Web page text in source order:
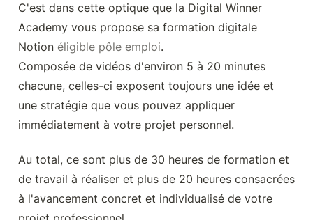
C'est dans cette optique que la Digital Winner
Academy vous propose sa formation digitale
Notion éligible pôle emploi.
Composée de vidéos d'environ 5 à 20 minutes
chacune, celles-ci exposent toujours une idée et
une stratégie que vous pouvez appliquer
immédiatement à votre projet personnel.
Au total, ce sont plus de 30 heures de formation et
de travail à réaliser et plus de 20 heures consacrées
à l'avancement concret et individualisé de votre